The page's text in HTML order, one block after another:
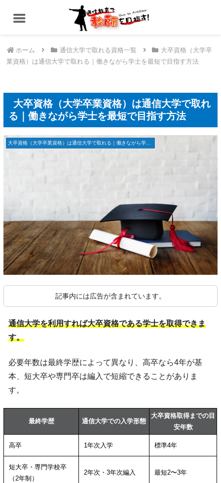
ホーム 通信大学で取れる資格一覧
大卒資格（大学卒
業資格）は通信大学で取れる｜働きながら学士を最短で目指す方法
大卒資格（大学卒業資格）は通信大学で取れ
る｜働きながら学士を最短で目指す方法
記事内には広告が含まれています。
通信大学を利用すれば大卒資格である学士を取得できま
す。
必要年数は最終学歴によって異なり、高卒なら4年が基
本、短大卒や専門卒は編入で短縮できることがありま
す。
最終学歴 通信大学での入学形態
大卒資格取得までの目
安年数
高卒 1年次入学 標準4年
短大卒・専門学校卒
（2年制）
2年次・3年次編入 最短2〜3年